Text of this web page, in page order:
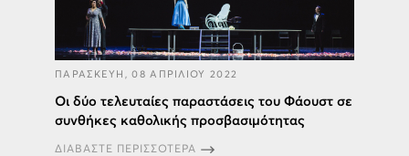
ΠΑΡΑΣΚΕΥΗ, 08 ΑΠΡΙΛΙΟΥ 2022
Οι δύο τελευταίες παραστάσεις του Φάουστ σε
συνθήκες καθολικής προσβασιμότητας
ΔΙΑΒΑΣΤΕ ΠΕΡΙΣΣΟΤΕΡΑ